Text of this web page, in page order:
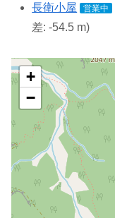
長衛小屋
営業中
差: -54.5 m)
+
−